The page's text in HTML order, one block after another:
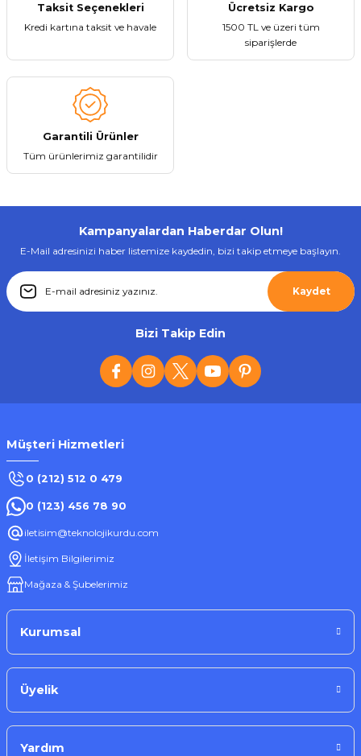
Taksit Seçenekleri
Kredi kartına taksit ve havale
Ücretsiz Kargo
1500 TL ve üzeri tüm
siparişlerde
Garantili Ürünler
Tüm ürünlerimiz garantilidir
Kampanyalardan Haberdar Olun!
E-Mail adresinizi haber listemize kaydedin, bizi takip etmeye başlayın.
Kaydet
Bizi Takip Edin
Müşteri Hizmetleri
0 (212) 512 0 479
0 (123) 456 78 90
iletisim@teknolojikurdu.com
İletişim Bilgilerimiz
Mağaza & Şubelerimiz
Kurumsal
Üyelik
Yardım